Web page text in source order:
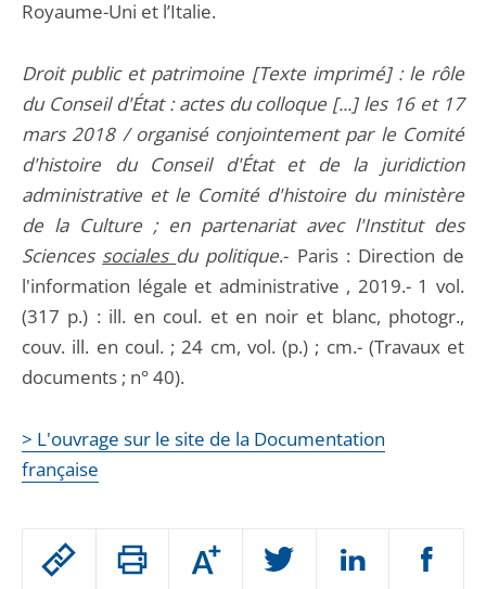
Passer
Augmenter
ou
Royaume-Uni et l’Italie.
Droit public et patrimoine [Texte imprimé] : le rôle
du Conseil d'État : actes du colloque [...] les 16 et 17
mars 2018 / organisé conjointement par le Comité
d'histoire du Conseil d'État et de la juridiction
administrative et le Comité d'histoire du ministère
de la Culture ; en partenariat avec l'Institut des
Sciences sociales du politique.- Paris : Direction de
l'information légale et administrative , 2019.- 1 vol.
(317 p.) : ill. en coul. et en noir et blanc, photogr.,
couv. ill. en coul. ; 24 cm, vol. (p.) ; cm.- (Travaux et
documents ; n° 40).
> L'ouvrage sur le site de la Documentation
française